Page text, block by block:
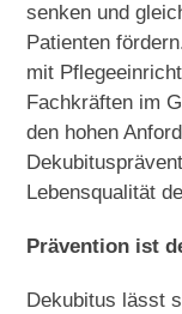
senken und
Patienten
mit
Fachkräften im
den hohen
Lebensqualität
Prävention ist
Dekubitus lässt